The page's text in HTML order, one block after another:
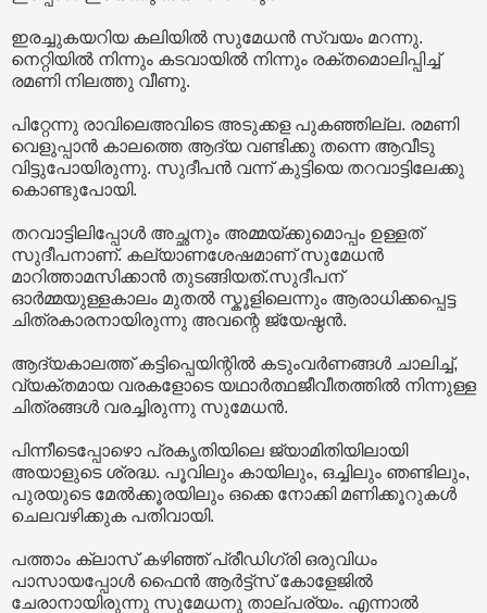
ഇരച്ചുകയറിയ കലിയിൽ സുമേധൻ സ്വയം മറന്നു.
നെറ്റിയിൽ നിന്നും കടവായിൽ നിന്നും രക്തമൊലിപ്പിച്ച്
രമണി നിലത്തു വീണു.
പിറ്റേന്നു രാവിലെഅവിടെ അടുക്കള പുകഞ്ഞില്ല. രമണി
വെളുപ്പാൻ കാലത്തെ ആദ്യ വണ്ടിക്കു തന്നെ ആവീടു
വിട്ടുപോയിരുന്നു. സുദീപൻ വന്ന് കുട്ടിയെ തറവാട്ടിലേക്കു
കൊണ്ടുപോയി.
തറവാട്ടിലിപ്പോൾ അച്ഛനും അമ്മയ്ക്കുമൊപ്പം ഉള്ളത്
സുദീപനാണ്. കല്യാണശേഷമാണ് സുമേധൻ
മാറിത്താമസിക്കാൻ തുടങ്ങിയത്.സുദീപന്
ഓർമ്മയുള്ളകാലം മുതൽ സ്കൂളിലെന്നും ആരാധിക്കപ്പെട്ട
ചിത്രകാരനായിരുന്നു അവന്റെ ജ്യേഷ്ഠൻ.
ആദ്യകാലത്ത് കട്ടിപ്പെയിന്റിൽ കടുംവർണങ്ങൾ ചാലിച്ച്,
വ്യക്തമായ വരകളോടെ യഥാർത്ഥജീവീതത്തിൽ നിന്നുള്ള
ചിത്രങ്ങൾ വരച്ചിരുന്നു സുമേധൻ.
പിന്നീടെപ്പോഴൊ പ്രകൃതിയിലെ ജ്യാമിതിയിലായി
അയാളുടെ ശ്രദ്ധ. പൂവിലും കായിലും, ഒച്ചിലും ഞണ്ടിലും,
പുരയുടെ മേൽക്കൂരയിലും ഒക്കെ നോക്കി മണിക്കൂറുകൾ
ചെലവഴിക്കുക പതിവായി.
പത്താം ക്ലാസ് കഴിഞ്ഞ് പ്രീഡിഗ്രി ഒരുവിധം
പാസായപ്പോൾ ഫൈൻ ആർട്ട്സ് കോളേജിൽ
ചേരാനായിരുന്നു സുമേധനു താല്പര്യം. എന്നാൽ